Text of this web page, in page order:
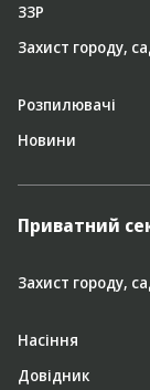
ЗЗР
Захист городу,
Розпилювачі
Новини
Приватний
Захист городу,
Насіння
Довідник